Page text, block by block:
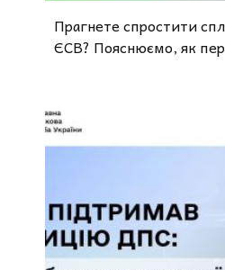
Прагнете спростити
ЄСВ? Пояснюємо, як